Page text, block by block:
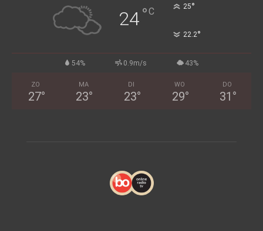
24°C 25°
22.2°
54% 0.9m/s 43%
ZO
27°
MA
23°
DI
23°
WO
29°
DO
31 °